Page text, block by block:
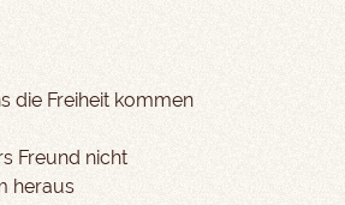
die Freiheit kommen
Freund nicht
heraus